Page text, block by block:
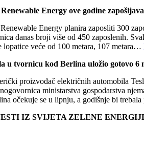
Energy ove godine
Energy planira zaposliti 300
danas broji više od 450 zaposlenih.
lopatice veće od 100 metara, 107 metara…
u tvornicu kod Berlina uložio gotovo 6
proizvođač električnih automobila
ministarstva gospodarstva
očekuje se u lipnju, a godišnje bi
IZ SVIJETA ZELENE